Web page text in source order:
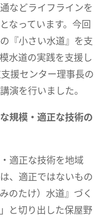
などライフラインを
なっています。今回
『小さい水道』を支
水道の実践を支援し
援センター理事長の
演を行いました。
規模・適正な技術の
適正な技術を地域
、適正ではないもの
のたけ）水道』づく
と切り出した保屋野